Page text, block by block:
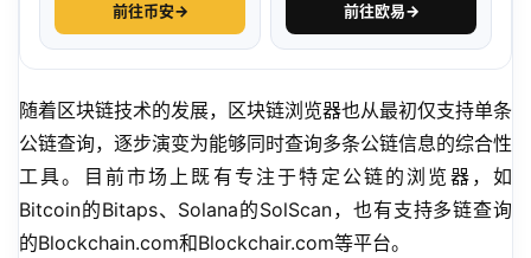
前往币安→ 前往欧易→
随着区块链技术的发展，区块链浏览器也从最初仅支持单条
公链查询，逐步演变为能够同时查询多条公链信息的综合性
工具。目前市场上既有专注于特定公链的浏览器，如
Bitcoin的Bitaps、Solana的SolScan，也有支持多链查询
的Blockchain.com和Blockchair.com等平台。